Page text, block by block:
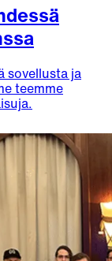
sovellusta ja
teemme